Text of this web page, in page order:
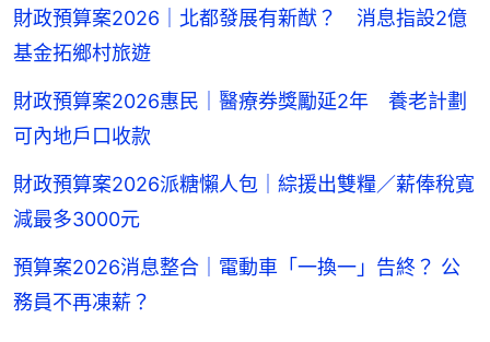
財政預算案2026｜北都發展有新猷？ 消息指設2億
基金拓鄉村旅遊
財政預算案2026惠民｜醫療券獎勵延2年 養老計劃
可內地戶口收款
財政預算案2026派糖懶人包｜綜援出雙糧／薪俸稅寬
減最多3000元
預算案2026消息整合｜電動車「一換一」告終？ 公
務員不再凍薪？